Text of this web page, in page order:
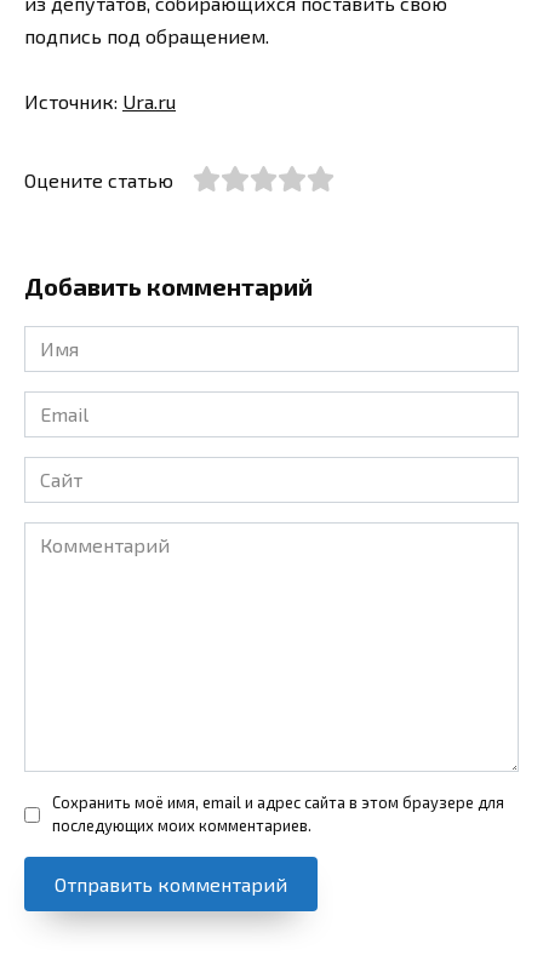
подпись под обращением.
Источник: Ura.ru
Оцените статью
Добавить комментарий
Имя
*
Email
*
Сайт
Комментарий
Сохранить моё имя, email и адрес сайта в этом браузере для
последующих моих комментариев.